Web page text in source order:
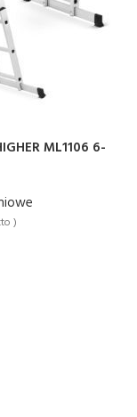
ML1106 6-
)